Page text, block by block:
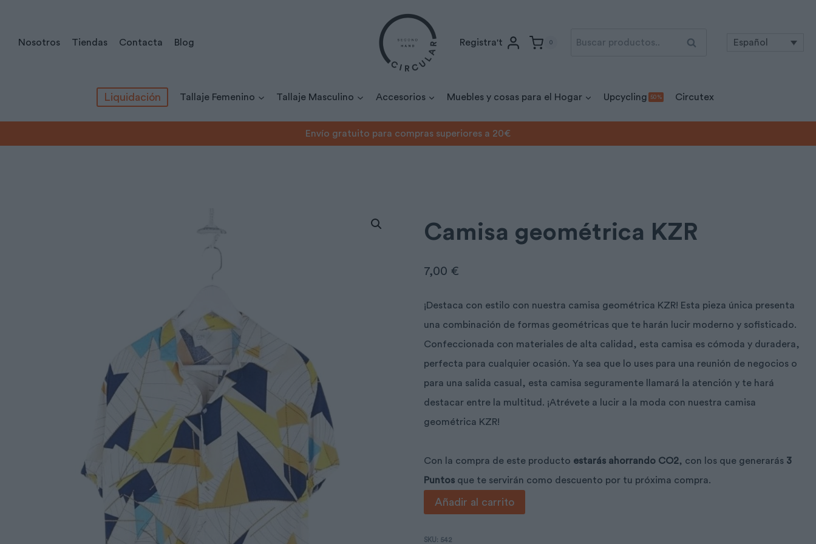
contenido
Nosotros Tiendas Contacta Blog Registra't 0
Buscar
Buscar Español
Liquidación Tallaje Femenino Tallaje Masculino Accesorios Muebles y cosas para el Hogar Upcycling 50 % Circutex
Envío gratuito para compras superiores a 20€
Camisa geométrica KZR
7,00 €
¡Destaca con estilo con nuestra camisa geométrica KZR! Esta pieza única presenta
una combinación de formas geométricas que te harán lucir moderno y sofisticado.
Confeccionada con materiales de alta calidad, esta camisa es cómoda y duradera,
perfecta para cualquier ocasión. Ya sea que lo uses para una reunión de negocios o
para una salida casual, esta camisa seguramente llamará la atención y te hará
destacar entre la multitud. ¡Atrévete a lucir a la moda con nuestra camisa
geométrica KZR!
Con la compra de este producto estarás ahorrando CO2, con los que generarás 3
Puntos que te servirán como descuento por tu próxima compra.
Camisa
KZR
Añadir al carrito
SKU: 542